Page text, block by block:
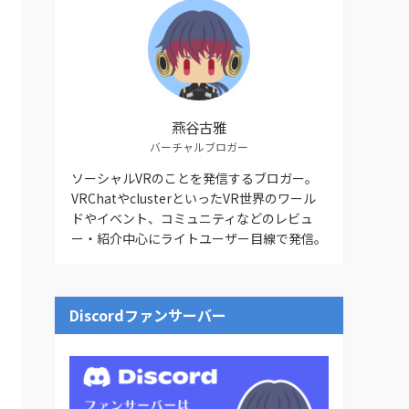
燕谷古雅
バーチャルブロガー
ソーシャルVRのことを発信するブロガー。
VRChatやclusterといったVR世界のワール
ドやイベント、コミュニティなどのレビュ
ー・紹介中心にライトユーザー目線で発信。
Discordファンサーバー